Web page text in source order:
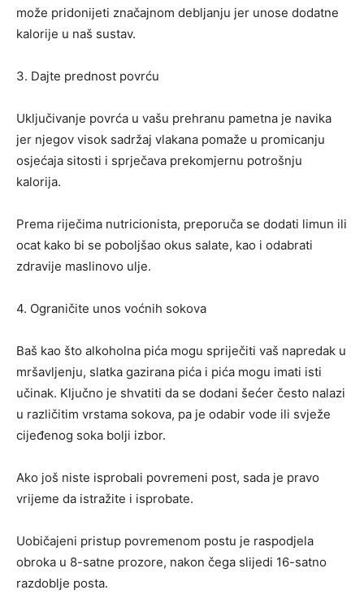
može pridonijeti značajnom debljanju jer unose dodatne
kalorije u naš sustav.
3. Dajte prednost povrću
Uključivanje povrća u vašu prehranu pametna je navika
jer njegov visok sadržaj vlakana pomaže u promicanju
osjećaja sitosti i sprječava prekomjernu potrošnju
kalorija.
Prema riječima nutricionista, preporuča se dodati limun ili
ocat kako bi se poboljšao okus salate, kao i odabrati
zdravije maslinovo ulje.
4. Ograničite unos voćnih sokova
Baš kao što alkoholna pića mogu spriječiti vaš napredak u
mršavljenju, slatka gazirana pića i pića mogu imati isti
učinak. Ključno je shvatiti da se dodani šećer često nalazi
u različitim vrstama sokova, pa je odabir vode ili svježe
cijeđenog soka bolji izbor.
Ako još niste isprobali povremeni post, sada je pravo
vrijeme da istražite i isprobate.
Uobičajeni pristup povremenom postu je raspodjela
obroka u 8-satne prozore, nakon čega slijedi 16-satno
razdoblje posta.